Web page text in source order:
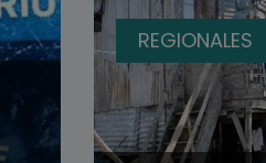
REGIONALES